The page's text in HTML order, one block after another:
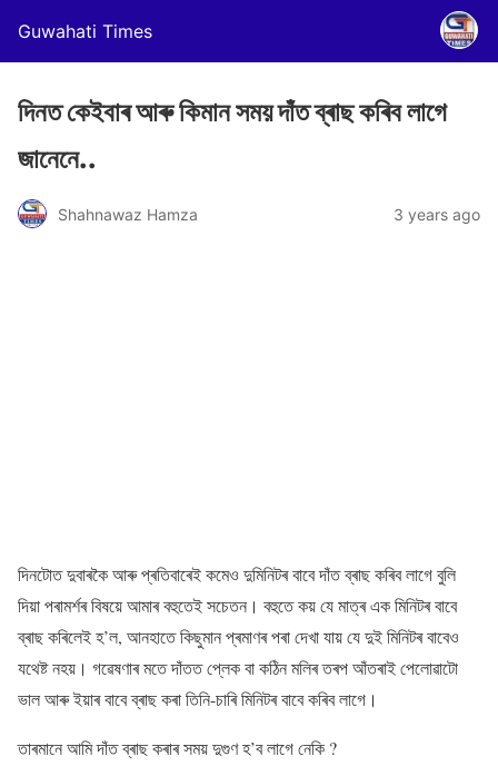
Guwahati Times
দিনত কেইবাৰ আৰু কিমান সময় দাঁত ব্ৰাছ কৰিব লাগে
জানেনে..
Shahnawaz Hamza 3 years ago
দিনটোত দুবাৰকৈ আৰু প্ৰতিবাৰেই কমেও দুমিনিটৰ বাবে দাঁত ব্ৰাছ কৰিব লাগে বুলি
দিয়া পৰামৰ্শৰ বিষয়ে আমাৰ বহুতেই সচেতন। বহুতে কয় যে মাত্ৰ এক মিনিটৰ বাবে
ব্ৰাছ কৰিলেই হ’ল, আনহাতে কিছুমান প্ৰমাণৰ পৰা দেখা যায় যে দুই মিনিটৰ বাবেও
যথেষ্ট নহয়। গৱেষণাৰ মতে দাঁতত প্লেক বা কঠিন মলিৰ তৰপ আঁতৰাই পেলোৱাটো
ভাল আৰু ইয়াৰ বাবে ব্ৰাছ কৰা তিনি-চাৰি মিনিটৰ বাবে কৰিব লাগে।
তাৰমানে আমি দাঁত ব্ৰাছ কৰাৰ সময় দুগুণ হ’ব লাগে নেকি ?